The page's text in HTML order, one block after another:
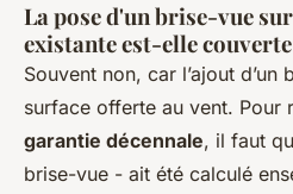
La pose d'un brise-vue
existante est-elle
Souvent non, car l’ajout
surface offerte au vent. Pour
garantie décennale, il faut
brise-vue - ait été calculé